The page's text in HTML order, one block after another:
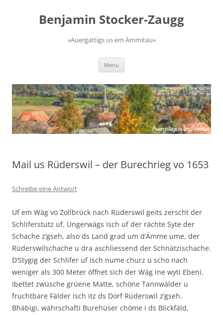
springenBenjamin Stocker-Zaugg
«Auergattigs us em Ämmitau»
Menü
Mail us Rüderswil – der Burechrieg vo 1653
Schreibe eine Antwort
Uf em Wäg vo Zollbrück nach Rüderswil geits zerscht der
Schliferstutz uf. Ungerwägs isch uf der rächte Syte der
Schache z’gseh, also ds Land grad um d’Ämme ume, der
Rüderswilschache u dra aschliessend der Schnätzischache.
D’Stygig der Schlifer uf isch nume churz u scho nach
weniger als 300 Meter öffnet sich der Wäg ine wyti Ebeni.
Ibettet zwüsche grüene Matte, schöne Tannwälder u
fruchtbare Fälder isch itz ds Dorf Rüderswil z’gseh.
Bhäbigi, währschafti Burehüser chöme i ds Blickfäld,